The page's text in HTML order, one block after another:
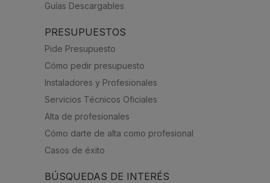
Guías Descargables
PRESUPUESTOS
Pide Presupuesto
Cómo pedir presupuesto
Instaladores y Profesionales
Servicios Técnicos Oficiales
Alta de profesionales
Cómo darte de alta como profesional
Casos de éxito
BÚSQUEDAS DE INTERÉS